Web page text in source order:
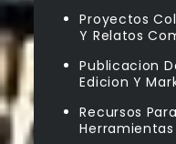
Proyectos
Y Relatos
Publicacion
Edicion Y
Recursos
Herramientas